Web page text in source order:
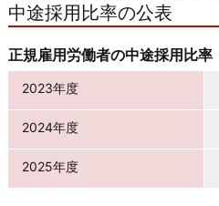
中途採用比率の公表
正規雇用労働者の中途採用比率
2023年度
2024年度
2025年度